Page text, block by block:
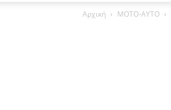
Αρχική ΜΟΤΟ-ΑΥΤΟ